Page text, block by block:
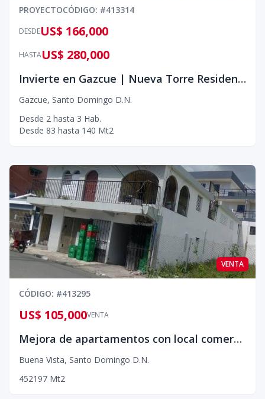
PROYECTOCÓDIGO: #413314
DESDEUS$ 166,000
HASTAUS$ 280,000
Invierte en Gazcue | Nueva Torre Residencial Desde US$118,000
Gazcue, Santo Domingo D.N.
Desde 2 hasta 3 Hab.
Desde 83 hasta 140 Mt2
VENTA
CÓDIGO: #413295
VENTA
US$ 105,000
Mejora de apartamentos con local comercial
Buena Vista, Santo Domingo D.N.
452197 Mt2